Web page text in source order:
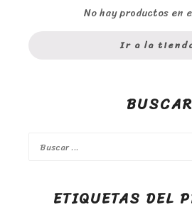
No hay productos en
Ir a la
BUSCAR
ETIQUETAS DEL